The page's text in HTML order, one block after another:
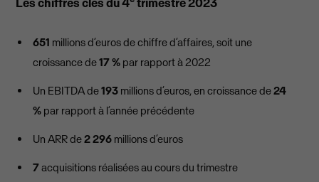
651 millions d’euros de chiffre d’affaires, soit une
croissance de17 % par rapport à 2022
Un EBITDA de193 millions d’euros, en croissance de24
% par rapport à l’année précédente
Un ARR de2 296 millions d’euros
7acquisitions réalisées au cours du trimestre